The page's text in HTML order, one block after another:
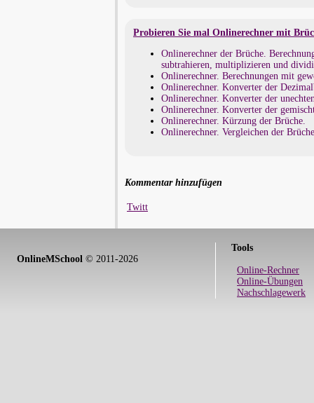
Probieren Sie mal Onlinerechner mit
Onlinerechner der Brüche.
subtrahieren, multiplizieren und
Onlinerechner. Berechnungen mit
Onlinerechner. Konverter der
Onlinerechner. Konverter der
Onlinerechner. Konverter der
Onlinerechner. Kürzung der Brüche.
Onlinerechner. Vergleichen der
Kommentar hinzufügen
Twitt
OnlineMSchool © 2011-2026
Tools
Online-Rechner
Online-Übungen
Nachschlagewerk